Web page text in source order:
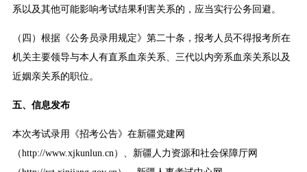
系以及其他可能影响考试结果利害关系的，应当实行公务回避。
（四）根据《公务员录用规定》第二十条，报考人员不得报考所在
机关主要领导与本人有直系血亲关系、三代以内旁系血亲关系以及
近姻亲关系的职位。
五、信息发布
本次考试录用《招考公告》在新疆党建网
（http://www.xjkunlun.cn）、新疆人力资源和社会保障厅网